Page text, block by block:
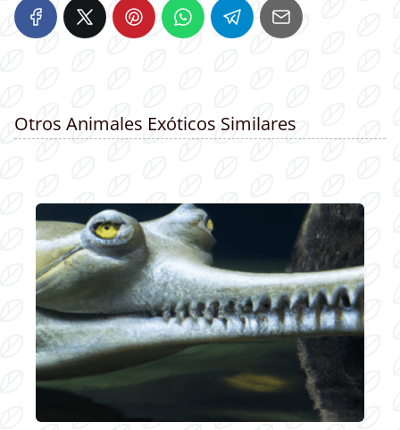
Otros Animales Exóticos Similares